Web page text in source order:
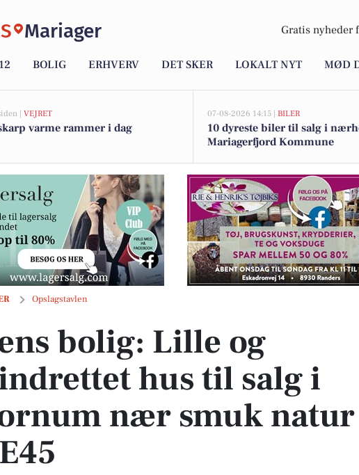
Mariager Gratis nyheder
BOLIG ERHVERV DET SKER LOKALT NYT MØD
| VEJRET
varme rammer i dag
07-08-2026 14:15 | BILER
10 dyreste biler til salg i
Mariagerfjord Kommune
Opslagstavlen
bolig: Lille og velindrettet hus til salg i Hvornum nær smuk natur og E45
bolig: Lille og
hus til salg i
nær smuk natur